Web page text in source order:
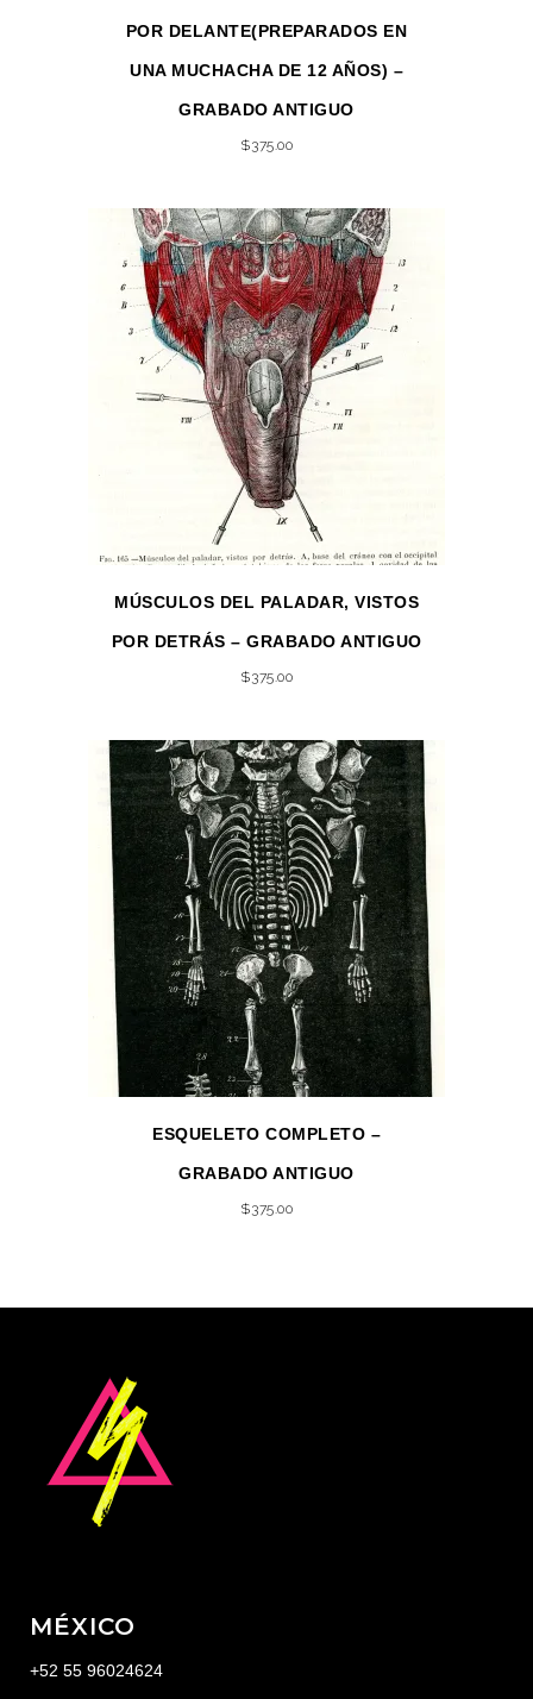
POR DELANTE(PREPARADOS EN
UNA MUCHACHA DE 12 AÑOS) –
GRABADO ANTIGUO
$375.00
MÚSCULOS DEL PALADAR, VISTOS
POR DETRÁS – GRABADO ANTIGUO
$375.00
ESQUELETO COMPLETO –
GRABADO ANTIGUO
$375.00
MÉXICO
+52 55 96024624